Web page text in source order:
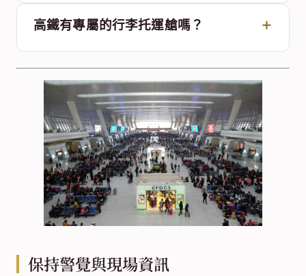
高鐵有專屬的行李托運艙嗎？
保持警覺與現場資訊